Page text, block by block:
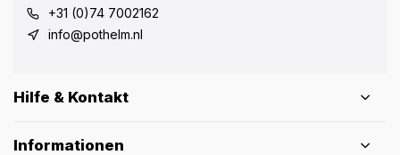
+31 (0)74 7002162
info@pothelm.nl
Hilfe & Kontakt
Informationen